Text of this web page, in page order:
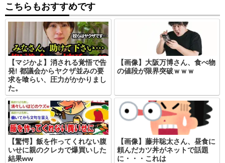
こちらもおすすめです
【マジかよ】消される覚悟で告
発! 都議会からヤクザ並みの要
求を喰らい、圧力がかかりまし
た。
【画像】大阪万博さん、食べ物
の値段が限界突破ｗｗｗ
【驚愕】飯を作ってくれない腹
いせに親のクレカで爆買いした
結果ww
【画像】藤井聡太さん、昼食に
頼んだカツ丼がネットで話題
に・・・これは